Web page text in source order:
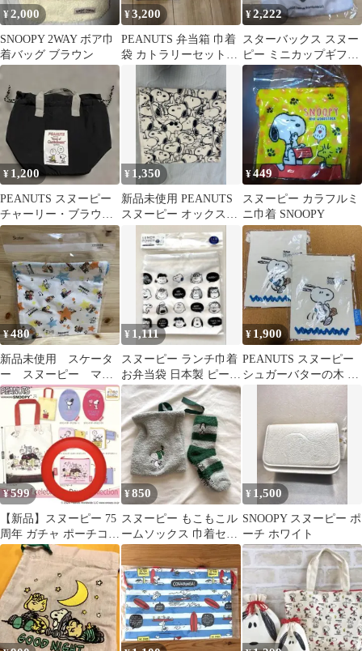
¥2,000
SNOOPY 2WAY ボア巾
着バッグ ブラウン
¥3,200
PEANUTS 弁当箱 巾着
袋 カトラリーセット
スヌーピー
¥2,222
スターバックス スヌー
ピー ミニカップギフト
Joe Kind
¥ 1,200
PEANUTS スヌーピー
チャーリー・ブラウン
保冷バッグ 巾着 ランチ
バッグ
¥ 1,350
新品未使用 PEANUTS
スヌーピー オックス生
地 約110×50cm
¥449
スヌーピー カラフルミ
ニ巾着 SNOOPY
¥480
新品未使用 スケータ
ー スヌーピー マチ
付き巾着
¥ 1,111
スヌーピー ランチ巾着
お弁当袋 日本製 ピーナ
ッツ 新品未開封
¥ 1,900
PEANUTS スヌーピー
シュガーバターの木 コ
ラボ 巾着 催事限定品 2
¥599
【新品】スヌーピー 75
周年 ガチャ ポーチコレ
クション スクエアポー
¥850
スヌーピー もこもこル
ームソックス 巾着セッ
ト 新品
¥ 1,500
SNOOPY スヌーピー ポ
ーチ ホワイト